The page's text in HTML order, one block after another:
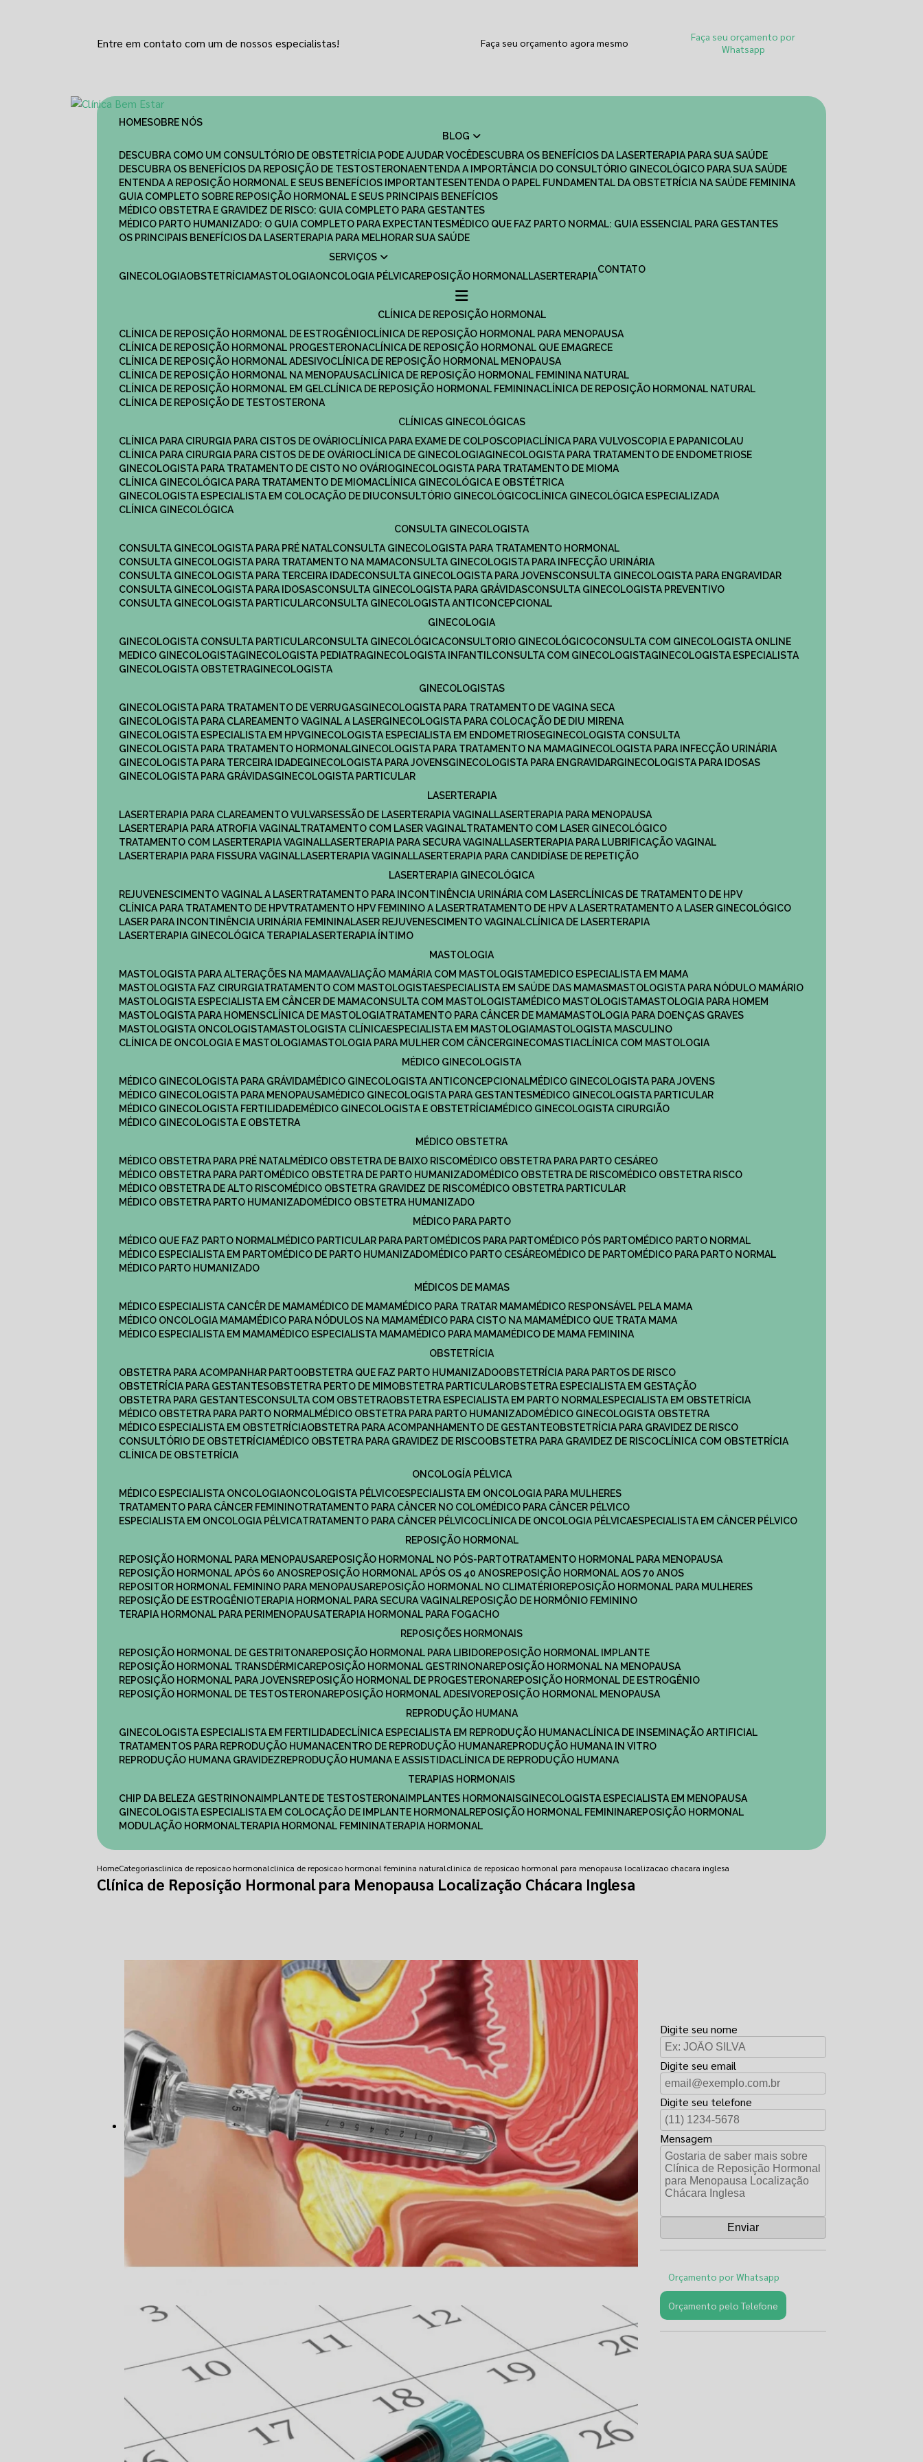
Entre em contato com um de nossos especialistas! Faça seu orçamento agora mesmo
Faça seu orçamento por
Whatsapp
HOME
SOBRE NÓS
BLOG
DESCUBRA COMO UM CONSULTÓRIO DE OBSTETRÍCIA PODE AJUDAR VOCÊ
DESCUBRA OS BENEFÍCIOS DA LASERTERAPIA PARA SUA SAÚDE
DESCUBRA OS BENEFÍCIOS DA REPOSIÇÃO DE TESTOSTERONA
ENTENDA A IMPORTÂNCIA DO CONSULTÓRIO GINECOLÓGICO PARA SUA SAÚDE
ENTENDA A REPOSIÇÃO HORMONAL E SEUS BENEFÍCIOS IMPORTANTES
ENTENDA O PAPEL FUNDAMENTAL DA OBSTETRÍCIA NA SAÚDE FEMININA
GUIA COMPLETO SOBRE REPOSIÇÃO HORMONAL E SEUS PRINCIPAIS BENEFÍCIOS
MÉDICO OBSTETRA E GRAVIDEZ DE RISCO: GUIA COMPLETO PARA GESTANTES
MÉDICO PARTO HUMANIZADO: O GUIA COMPLETO PARA EXPECTANTES
MÉDICO QUE FAZ PARTO NORMAL: GUIA ESSENCIAL PARA GESTANTES
OS PRINCIPAIS BENEFÍCIOS DA LASERTERAPIA PARA MELHORAR SUA SAÚDE
SERVIÇOS
GINECOLOGIA
OBSTETRÍCIA MASTOLOGIA ONCOLOGIA PÉLVICA REPOSIÇÃO HORMONAL LASERTERAPIA
CONTATO
CLÍNICA DE REPOSIÇÃO HORMONAL
CLÍNICA DE REPOSIÇÃO HORMONAL DE ESTROGÊNIO
CLÍNICA DE REPOSIÇÃO HORMONAL PARA MENOPAUSA
CLÍNICA DE REPOSIÇÃO HORMONAL PROGESTERONA
CLÍNICA DE REPOSIÇÃO HORMONAL QUE EMAGRECE
CLÍNICA DE REPOSIÇÃO HORMONAL ADESIVO
CLÍNICA DE REPOSIÇÃO HORMONAL MENOPAUSA
CLÍNICA DE REPOSIÇÃO HORMONAL NA MENOPAUSA
CLÍNICA DE REPOSIÇÃO HORMONAL FEMININA NATURAL
CLÍNICA DE REPOSIÇÃO HORMONAL EM GEL
CLÍNICA DE REPOSIÇÃO HORMONAL FEMININA
CLÍNICA DE REPOSIÇÃO HORMONAL NATURAL
CLÍNICA DE REPOSIÇÃO DE TESTOSTERONA
CLÍNICAS GINECOLÓGICAS
CLÍNICA PARA CIRURGIA PARA CISTOS DE OVÁRIO
CLÍNICA PARA EXAME DE COLPOSCOPIA
CLÍNICA PARA VULVOSCOPIA E PAPANICOLAU
CLÍNICA PARA CIRURGIA PARA CISTOS DE DE OVÁRIO
CLÍNICA DE GINECOLOGIA
GINECOLOGISTA PARA TRATAMENTO DE ENDOMETRIOSE
GINECOLOGISTA PARA TRATAMENTO DE CISTO NO OVÁRIO
GINECOLOGISTA PARA TRATAMENTO DE MIOMA
CLÍNICA GINECOLÓGICA PARA TRATAMENTO DE MIOMA
CLÍNICA GINECOLÓGICA E OBSTÉTRICA
GINECOLOGISTA ESPECIALISTA EM COLOCAÇÃO DE DIU
CONSULTÓRIO GINECOLÓGICO
CLÍNICA GINECOLÓGICA ESPECIALIZADA
CLÍNICA GINECOLÓGICA
CONSULTA GINECOLOGISTA
CONSULTA GINECOLOGISTA PARA PRÉ NATAL
CONSULTA GINECOLOGISTA PARA TRATAMENTO HORMONAL
CONSULTA GINECOLOGISTA PARA TRATAMENTO NA MAMA
CONSULTA GINECOLOGISTA PARA INFECÇÃO URINÁRIA
CONSULTA GINECOLOGISTA PARA TERCEIRA IDADE
CONSULTA GINECOLOGISTA PARA JOVENS
CONSULTA GINECOLOGISTA PARA ENGRAVIDAR
CONSULTA GINECOLOGISTA PARA IDOSAS
CONSULTA GINECOLOGISTA PARA GRÁVIDAS
CONSULTA GINECOLOGISTA PREVENTIVO
CONSULTA GINECOLOGISTA PARTICULAR
CONSULTA GINECOLOGISTA ANTICONCEPCIONAL
GINECOLOGIA
GINECOLOGISTA CONSULTA PARTICULAR​
CONSULTA GINECOLÓGICA​ CONSULTORIO GINECOLÓGICO​
CONSULTA COM GINECOLOGISTA ONLINE​
MEDICO GINECOLOGISTA​
GINECOLOGISTA PEDIATRA​ GINECOLOGISTA INFANTIL​ CONSULTA COM GINECOLOGISTA​
GINECOLOGISTA ESPECIALISTA
GINECOLOGISTA OBSTETRA​
GINECOLOGISTA
GINECOLOGISTAS
GINECOLOGISTA PARA TRATAMENTO DE VERRUGAS
GINECOLOGISTA PARA TRATAMENTO DE VAGINA SECA
GINECOLOGISTA PARA CLAREAMENTO VAGINAL A LASER
GINECOLOGISTA PARA COLOCAÇÃO DE DIU MIRENA
GINECOLOGISTA ESPECIALISTA EM HPV
GINECOLOGISTA ESPECIALISTA EM ENDOMETRIOSE
GINECOLOGISTA CONSULTA
GINECOLOGISTA PARA TRATAMENTO HORMONAL
GINECOLOGISTA PARA TRATAMENTO NA MAMA
GINECOLOGISTA PARA INFECÇÃO URINÁRIA
GINECOLOGISTA PARA TERCEIRA IDADE
GINECOLOGISTA PARA JOVENS GINECOLOGISTA PARA ENGRAVIDAR
GINECOLOGISTA PARA IDOSAS
GINECOLOGISTA PARA GRÁVIDAS
GINECOLOGISTA PARTICULAR
LASERTERAPIA
LASERTERAPIA PARA CLAREAMENTO VULVAR
SESSÃO DE LASERTERAPIA​ VAGINAL LASERTERAPIA PARA MENOPAUSA
LASERTERAPIA PARA ATROFIA VAGINAL
TRATAMENTO COM LASER VAGINAL
TRATAMENTO COM LASER GINECOLÓGICO
TRATAMENTO COM LASERTERAPIA​ VAGINAL LASERTERAPIA PARA SECURA VAGINAL​ LASERTERAPIA PARA LUBRIFICAÇÃO VAGINAL​
LASERTERAPIA PARA FISSURA VAGINAL​ LASERTERAPIA VAGINAL​ LASERTERAPIA PARA CANDIDÍASE DE REPETIÇÃO
LASERTERAPIA GINECOLÓGICA
REJUVENESCIMENTO VAGINAL A LASER
TRATAMENTO PARA INCONTINÊNCIA URINÁRIA COM LASER
CLÍNICAS DE TRATAMENTO DE HPV
CLÍNICA PARA TRATAMENTO DE HPV
TRATAMENTO HPV FEMININO A LASER TRATAMENTO DE HPV A LASER
TRATAMENTO A LASER GINECOLÓGICO
LASER PARA INCONTINÊNCIA URINÁRIA FEMININA LASER REJUVENESCIMENTO VAGINAL
CLÍNICA DE LASERTERAPIA
LASERTERAPIA GINECOLÓGICA TERAPIA LASERTERAPIA ÍNTIMO
MASTOLOGIA
MASTOLOGISTA PARA ALTERAÇÕES NA MAMA AVALIAÇÃO MAMÁRIA COM MASTOLOGISTA
MEDICO ESPECIALISTA EM MAMA​
MASTOLOGISTA FAZ CIRURGIA
TRATAMENTO COM MASTOLOGISTA ESPECIALISTA EM SAÚDE DAS MAMAS
MASTOLOGISTA PARA NÓDULO MAMÁRIO
MASTOLOGISTA ESPECIALISTA EM CÂNCER DE MAMA
CONSULTA COM MASTOLOGISTA MÉDICO MASTOLOGISTA
MASTOLOGIA PARA HOMEM
MASTOLOGISTA PARA HOMENS
CLÍNICA DE MASTOLOGIA TRATAMENTO PARA CÂNCER DE MAMA
MASTOLOGIA PARA DOENÇAS GRAVES
MASTOLOGISTA ONCOLOGISTA
MASTOLOGISTA CLÍNICA ESPECIALISTA EM MASTOLOGIA
MASTOLOGISTA MASCULINO
CLÍNICA DE ONCOLOGIA E MASTOLOGIA
MASTOLOGIA PARA MULHER COM CÂNCER GINECOMASTIA
CLÍNICA COM MASTOLOGIA
MÉDICO GINECOLOGISTA
MÉDICO GINECOLOGISTA PARA GRÁVIDA
MÉDICO GINECOLOGISTA ANTICONCEPCIONAL
MÉDICO GINECOLOGISTA PARA JOVENS
MÉDICO GINECOLOGISTA PARA MENOPAUSA
MÉDICO GINECOLOGISTA PARA GESTANTES
MÉDICO GINECOLOGISTA PARTICULAR
MÉDICO GINECOLOGISTA FERTILIDADE
MÉDICO GINECOLOGISTA E OBSTETRÍCIA
MÉDICO GINECOLOGISTA CIRURGIÃO
MÉDICO GINECOLOGISTA E OBSTETRA
MÉDICO OBSTETRA
MÉDICO OBSTETRA PARA PRÉ NATAL
MÉDICO OBSTETRA DE BAIXO RISCO
MÉDICO OBSTETRA PARA PARTO CESÁREO
MÉDICO OBSTETRA PARA PARTO
MÉDICO OBSTETRA DE PARTO HUMANIZADO MÉDICO OBSTETRA DE RISCO
MÉDICO OBSTETRA RISCO
MÉDICO OBSTETRA DE ALTO RISCO
MÉDICO OBSTETRA GRAVIDEZ DE RISCO
MÉDICO OBSTETRA PARTICULAR
MÉDICO OBSTETRA PARTO HUMANIZADO
MÉDICO OBSTETRA HUMANIZADO
MÉDICO PARA PARTO
MÉDICO QUE FAZ PARTO NORMAL
MÉDICO PARTICULAR PARA PARTO MÉDICOS PARA PARTO MÉDICO PÓS PARTO
MÉDICO PARTO NORMAL
MÉDICO ESPECIALISTA EM PARTO
MÉDICO DE PARTO HUMANIZADO MÉDICO PARTO CESÁREO MÉDICO DE PARTO
MÉDICO PARA PARTO NORMAL
MÉDICO PARTO HUMANIZADO
MÉDICOS DE MAMAS
MÉDICO ESPECIALISTA CANCÊR DE MAMA
MÉDICO DE MAMA MÉDICO PARA TRATAR MAMA
MÉDICO RESPONSÁVEL PELA MAMA
MÉDICO ONCOLOGIA MAMA
MÉDICO PARA NÓDULOS NA MAMA MÉDICO PARA CISTO NA MAMA
MÉDICO QUE TRATA MAMA
MÉDICO ESPECIALISTA EM MAMA
MÉDICO ESPECIALISTA MAMA MÉDICO PARA MAMA
MÉDICO DE MAMA FEMININA
OBSTETRÍCIA
OBSTETRA PARA ACOMPANHAR PARTO
OBSTETRA QUE FAZ PARTO HUMANIZADO
OBSTETRÍCIA PARA PARTOS DE RISCO
OBSTETRÍCIA PARA GESTANTES
OBSTETRA PERTO DE MIM OBSTETRA PARTICULAR
OBSTETRA ESPECIALISTA EM GESTAÇÃO
OBSTETRA PARA GESTANTES
CONSULTA COM OBSTETRA OBSTETRA ESPECIALISTA EM PARTO NORMAL ESPECIALISTA EM OBSTETRÍCIA
MÉDICO OBSTETRA PARA PARTO NORMAL
MÉDICO OBSTETRA PARA PARTO HUMANIZADO
MÉDICO GINECOLOGISTA OBSTETRA
MÉDICO ESPECIALISTA EM OBSTETRÍCIA
OBSTETRA PARA ACOMPANHAMENTO DE GESTANTE
OBSTETRÍCIA PARA GRAVIDEZ DE RISCO
CONSULTÓRIO DE OBSTETRÍCIA
MÉDICO OBSTETRA PARA GRAVIDEZ DE RISCO OBSTETRA PARA GRAVIDEZ DE RISCO
CLÍNICA COM OBSTETRÍCIA
CLÍNICA DE OBSTETRÍCIA
ONCOLOGÍA PÉLVICA
MÉDICO ESPECIALISTA ONCOLOGIA
ONCOLOGISTA PÉLVICO ESPECIALISTA EM ONCOLOGIA PARA MULHERES
TRATAMENTO PARA CÂNCER FEMININO
TRATAMENTO PARA CÂNCER NO COLO
MÉDICO PARA CÂNCER PÉLVICO
ESPECIALISTA EM ONCOLOGIA PÉLVICA
TRATAMENTO PARA CÂNCER PÉLVICO CLÍNICA DE ONCOLOGIA PÉLVICA ESPECIALISTA EM CÂNCER PÉLVICO
REPOSIÇÃO HORMONAL
REPOSIÇÃO HORMONAL PARA MENOPAUSA
REPOSIÇÃO HORMONAL NO PÓS-PARTO
TRATAMENTO HORMONAL PARA MENOPAUSA
REPOSIÇÃO HORMONAL APÓS 60 ANOS
REPOSIÇÃO HORMONAL APÓS OS 40 ANOS
REPOSIÇÃO HORMONAL AOS 70 ANOS
REPOSITOR HORMONAL FEMININO PARA MENOPAUSA
REPOSIÇÃO HORMONAL NO CLIMATÉRIO
REPOSIÇÃO HORMONAL PARA MULHERES
REPOSIÇÃO DE ESTROGÊNIO
TERAPIA HORMONAL PARA SECURA VAGINAL
REPOSIÇÃO DE HORMÔNIO FEMININO
TERAPIA HORMONAL PARA PERIMENOPAUSA
TERAPIA HORMONAL PARA FOGACHO
REPOSIÇÕES HORMONAIS
REPOSIÇÃO HORMONAL DE GESTRITONA
REPOSIÇÃO HORMONAL PARA LIBIDO
REPOSIÇÃO HORMONAL IMPLANTE
REPOSIÇÃO HORMONAL TRANSDÉRMICA
REPOSIÇÃO HORMONAL GESTRINONA
REPOSIÇÃO HORMONAL NA MENOPAUSA
REPOSIÇÃO HORMONAL PARA JOVENS
REPOSIÇÃO HORMONAL DE PROGESTERONA
REPOSIÇÃO HORMONAL DE ESTROGÊNIO
REPOSIÇÃO HORMONAL DE TESTOSTERONA
REPOSIÇÃO HORMONAL ADESIVO
REPOSIÇÃO HORMONAL MENOPAUSA
REPRODUÇÃO HUMANA
GINECOLOGISTA ESPECIALISTA EM FERTILIDADE
CLÍNICA ESPECIALISTA EM REPRODUÇÃO HUMANA
CLÍNICA DE INSEMINAÇÃO ARTIFICIAL
TRATAMENTOS PARA REPRODUÇÃO HUMANA
CENTRO DE REPRODUÇÃO HUMANA
REPRODUÇÃO HUMANA IN VITRO
REPRODUÇÃO HUMANA GRAVIDEZ
REPRODUÇÃO HUMANA E ASSISTIDA
CLÍNICA DE REPRODUÇÃO HUMANA
TERAPIAS HORMONAIS
CHIP DA BELEZA GESTRINONA IMPLANTE DE TESTOSTERONA IMPLANTES HORMONAIS
GINECOLOGISTA ESPECIALISTA EM MENOPAUSA
GINECOLOGISTA ESPECIALISTA EM COLOCAÇÃO DE IMPLANTE HORMONAL
REPOSIÇÃO HORMONAL FEMININA
REPOSIÇÃO HORMONAL
MODULAÇÃO HORMONAL
TERAPIA HORMONAL FEMININA TERAPIA HORMONAL
HomeCategoriasclinica de reposicao hormonalclinica de reposicao hormonal feminina naturalclinica de reposicao hormonal para menopausa localizacao chacara inglesa
Clínica de Reposição Hormonal para Menopausa Localização Chácara Inglesa
Digite seu nome
Digite seu email
Digite seu telefone
Mensagem
Orçamento por Whatsapp
Orçamento pelo Telefone